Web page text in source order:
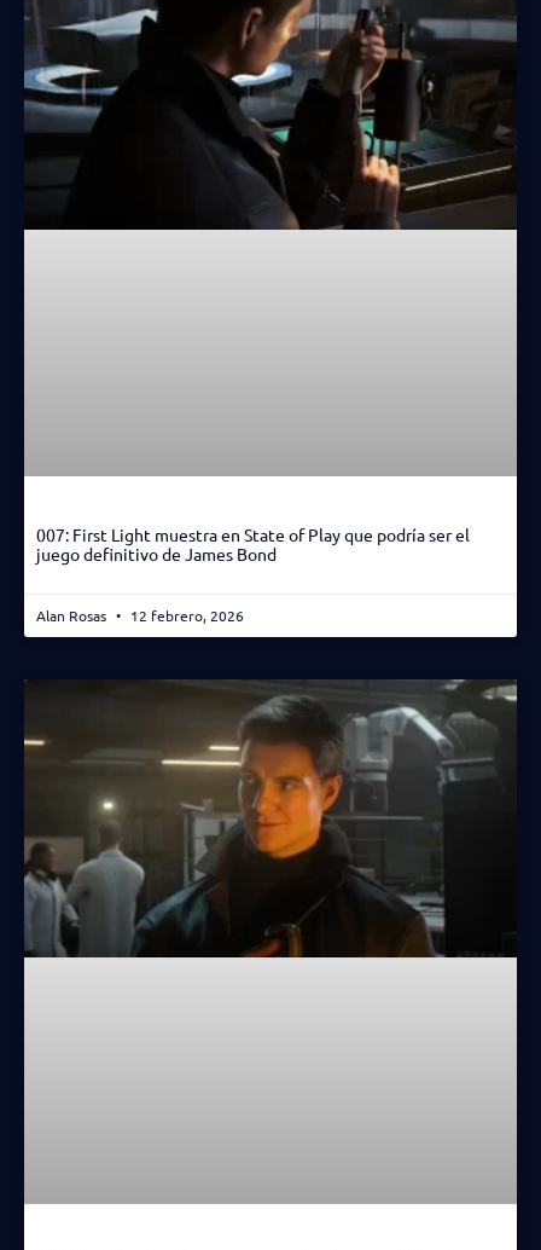
007: First Light muestra en State of Play que podría ser el
juego definitivo de James Bond
Alan Rosas 12 febrero, 2026